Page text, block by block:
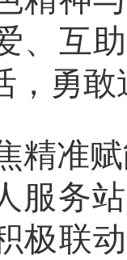
、互
，勇
精准
服务
极联